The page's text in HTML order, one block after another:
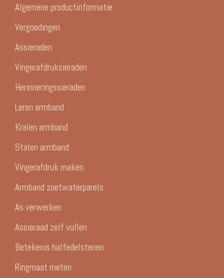
Algemene productinformatie
Vergoedingen
Assieraden
Vingerafdruksieraden
Herinneringssieraden
Leren armband
Kralen armband
Stalen armband
Vingerafdruk maken
Armband zoetwaterparels
As verwerken
Assieraad zelf vullen
Betekenis halfedelstenen
Ringmaat meten